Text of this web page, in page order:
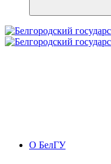
О БелГУ